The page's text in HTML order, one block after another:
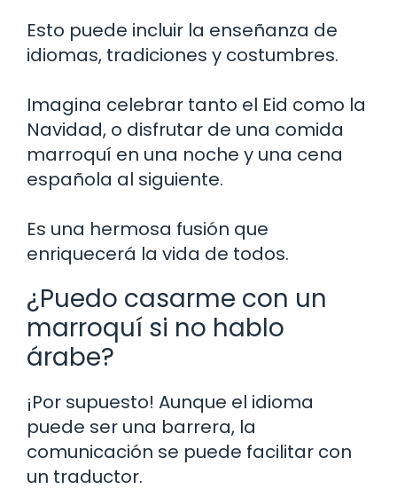
Esto puede incluir la enseñanza de
idiomas, tradiciones y costumbres.
Imagina celebrar tanto el Eid como la
Navidad, o disfrutar de una comida
marroquí en una noche y una cena
española al siguiente.
Es una hermosa fusión que
enriquecerá la vida de todos.
¿Puedo casarme con un
marroquí si no hablo
árabe?
¡Por supuesto! Aunque el idioma
puede ser una barrera, la
comunicación se puede facilitar con
un traductor.